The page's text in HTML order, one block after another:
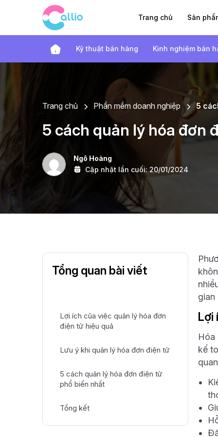
Trang chủ Sản
Kỹ thuật bán hàng Kinh nghiệm bán
Trang chủ Phần mềm doanh nghiệp 5
5 cách quản lý hóa đơn
Ngô Hoàng
Cập nhật lần cuối:20/01/2024
Tổng quan bài viết
Lợi ích của việc quản lý hóa đơn
điện tử hiệu quả
Lưu ý khi quản lý hóa đơn điện tử
5 cách quản lý hóa đơn điện tử
phổ biến nhất
Tổng kết
gian
Lợi
Hóa
kế